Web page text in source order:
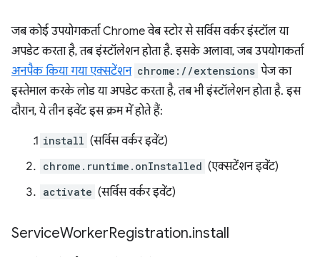
जब कोई उपयोगकर्ता Chrome वेब स्टोर से सर्विस वर्कर इंस्टॉल या
अपडेट करता है, तब इंस्टॉलेशन होता है. इसके अलावा, जब उपयोगकर्ता
अनपैक किया गया एक्सटेंशन chrome://extensions पेज का
इस्तेमाल करके लोड या अपडेट करता है, तब भी इंस्टॉलेशन होता है. इस
दौरान, ये तीन इवेंट इस क्रम में होते हैं:
install (सर्विस वर्कर इवेंट)
chrome.runtime.onInstalled (एक्सटेंशन इवेंट)
activate (सर्विस वर्कर इवेंट)
ServiceWorkerRegistration.install